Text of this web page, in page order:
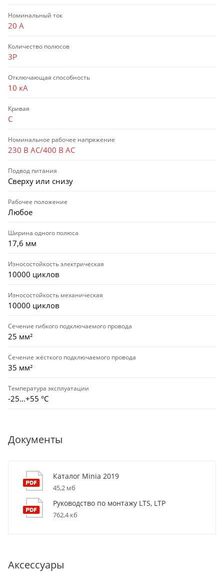
Номинальный ток
20 А
Количество полюсов
3P
Отключающая способность
10 кА
Кривая
C
Номинальное рабочее напряжение
230 В AC/400 В AC
Подвод питания
Сверху или снизу
Рабочее положение
Любое
Ширина одного полюса
17,6 мм
Износостойкость электрическая
10000 циклов
Износостойкость механическая
10000 циклов
Сечение гибкого подключаемого провода
25 мм²
Сечение жёсткого подключаемого провода
35 мм²
Температура эксплуатации
-25…+55 °С
Документы
Каталог Minia 2019
45,2 мб
Руководство по монтажу LTS, LTP
762,4 кб
Аксессуары